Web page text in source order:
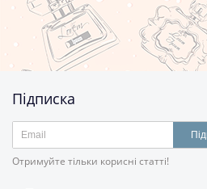
580
Tiziana Terenzi
584
Tom Ford BITTER
717
Valentino Voce
514
Xerjoff Erba Pura
Підписка
Отримуйте тільки корисні статті!